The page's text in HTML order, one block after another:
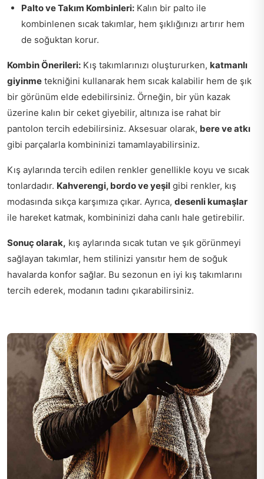
Palto ve Takım Kombinleri: Kalın bir palto ile
kombinlenen sıcak takımlar, hem şıklığınızı artırır hem
de soğuktan korur.
Kombin Önerileri: Kış takımlarınızı oluştururken, katmanlı
giyinme tekniğini kullanarak hem sıcak kalabilir hem de şık
bir görünüm elde edebilirsiniz. Örneğin, bir yün kazak
üzerine kalın bir ceket giyebilir, altınıza ise rahat bir
pantolon tercih edebilirsiniz. Aksesuar olarak, bere ve atkı
gibi parçalarla kombininizi tamamlayabilirsiniz.
Kış aylarında tercih edilen renkler genellikle koyu ve sıcak
tonlardadır. Kahverengi, bordo ve yeşil gibi renkler, kış
modasında sıkça karşımıza çıkar. Ayrıca, desenli kumaşlar
ile hareket katmak, kombininizi daha canlı hale getirebilir.
Sonuç olarak, kış aylarında sıcak tutan ve şık görünmeyi
sağlayan takımlar, hem stilinizi yansıtır hem de soğuk
havalarda konfor sağlar. Bu sezonun en iyi kış takımlarını
tercih ederek, modanın tadını çıkarabilirsiniz.